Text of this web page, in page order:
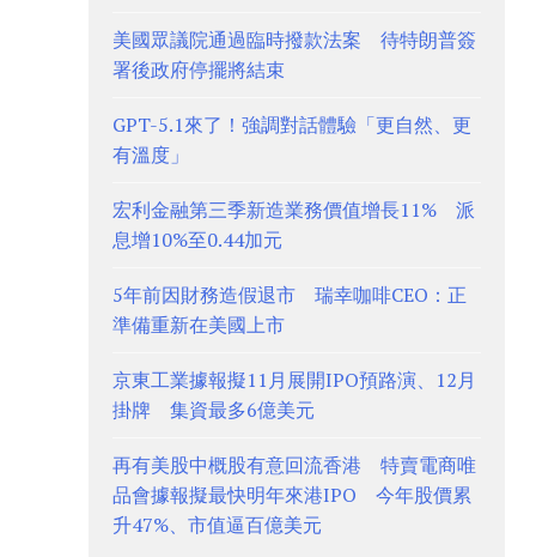
美國眾議院通過臨時撥款法案 待特朗普簽
署後政府停擺將結束
GPT-5.1來了！強調對話體驗「更自然、更
有溫度」
宏利金融第三季新造業務價值增長11% 派
息增10%至0.44加元
5年前因財務造假退市 瑞幸咖啡CEO：正
準備重新在美國上市
京東工業據報擬11月展開IPO預路演、12月
掛牌 集資最多6億美元
再有美股中概股有意回流香港 特賣電商唯
品會據報擬最快明年來港IPO 今年股價累
升47%、市值逼百億美元